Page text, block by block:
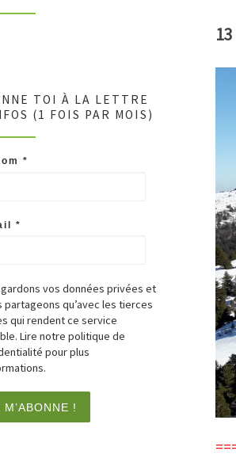
TOI À LA LETTRE
(1 FOIS PAR MOIS)
*
*
vos données privées et
partageons qu’avec les tierces
qui rendent ce service
Lire notre politique de
pour plus